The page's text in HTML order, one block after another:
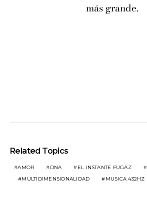
más grande.
Related Topics
AMOR DNA EL INSTANTE FUGAZ
MULTIDIMENSIONALIDAD
MUSICA 432HZ